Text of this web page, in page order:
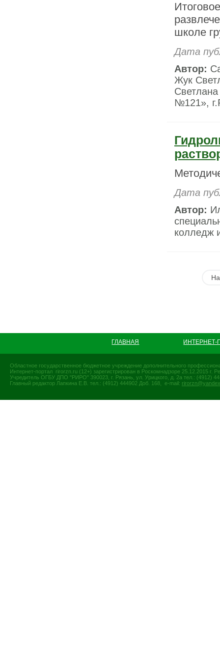
школе
Дата
Автор:
Жук
№121»,
Дата
Автор:
колледж
ГЛАВНАЯ
Областное государственное бюджетное учреждение дополнительного
Интернет-портал rirorzn.ru (12+) зарегистрирован в Роскомнадзоре 25.12.2015
Учредитель ОГБУ ДПО "РИРО" 390023, г. Рязань, ул. Урицкого, д. 2а тел.: (4912)
Главный редактор Лапкина Е.В. тел.: (4912) 444902 Доб. 168, e-mail: